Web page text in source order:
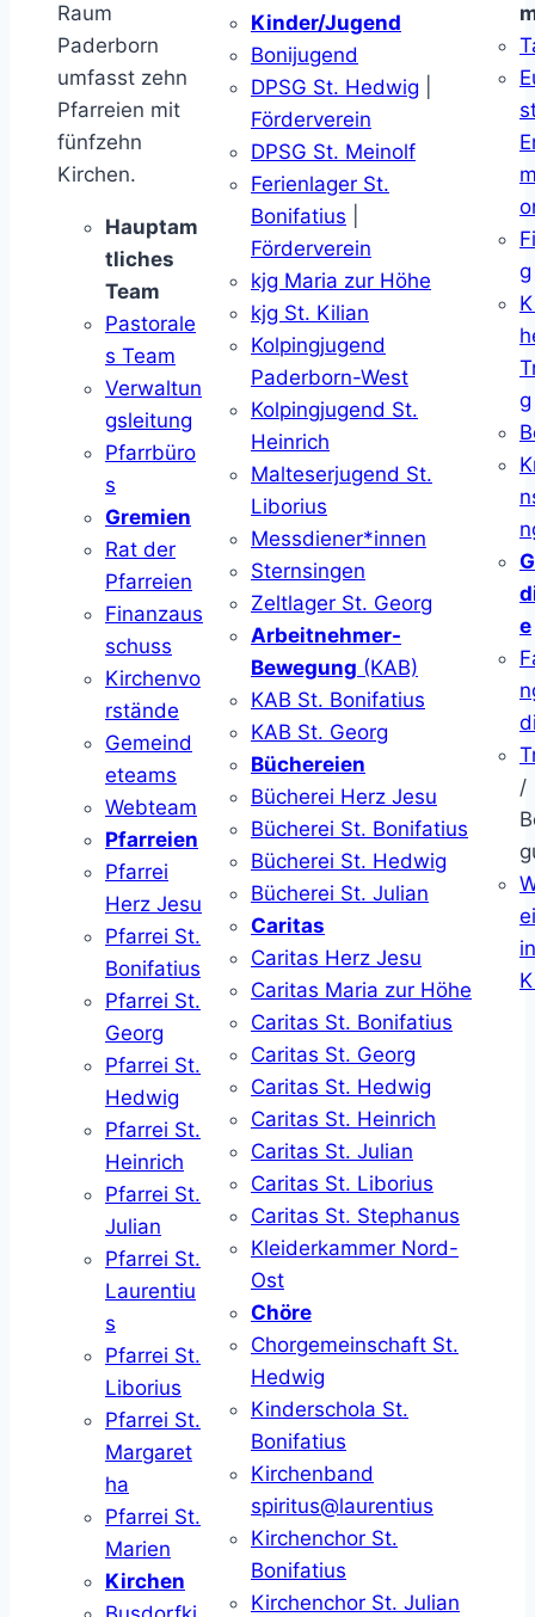
Raum
Paderborn
umfasst zehn
Pfarreien mit
fünfzehn
Kirchen.
Hauptam
tliches
Team
Pastorale
s Team
Verwaltun
gsleitung
Pfarrbüro
s
Gremien
Rat der
Pfarreien
Finanzaus
schuss
Kirchenvo
rstände
Gemeind
eteams
Webteam
Pfarreien
Pfarrei
Herz Jesu
Pfarrei St.
Bonifatius
Pfarrei St.
Georg
Pfarrei St.
Hedwig
Pfarrei St.
Heinrich
Pfarrei St.
Julian
Pfarrei St.
Laurentiu
s
Pfarrei St.
Liborius
Pfarrei St.
Margaret
ha
Pfarrei St.
Marien
Kirchen
Kinder/Jugend
Bonijugend
DPSG St. Hedwig
Förderverein
DPSG St. Meinolf
Ferienlager St.
Bonifatius
Förderverein
kjg Maria zur Höhe
kjg St. Kilian
Kolpingjugend
Paderborn-West
Kolpingjugend St.
Heinrich
Malteserjugend St.
Liborius
Messdiener*innen
Sternsingen
Zeltlager St. Georg
Arbeitnehmer-
Bewegung (KAB)
KAB St. Bonifatius
KAB St. Georg
Büchereien
Bücherei Herz Jesu
Bücherei St. Bonifatius
Bücherei St. Hedwig
Bücherei St. Julian
Caritas
Caritas Herz Jesu
Caritas Maria zur Höhe
Caritas St. Bonifatius
Caritas St. Georg
Caritas St. Hedwig
Caritas St. Heinrich
Caritas St. Julian
Caritas St. Liborius
Caritas St. Stephanus
Kleiderkammer Nord-
Ost
Chöre
Chorgemeinschaft St.
Hedwig
Kinderschola St.
Bonifatius
Kirchenband
spiritus@laurentius
Kirchenchor St.
Bonifatius
Kirchenchor St. Julian
g
g
e
/